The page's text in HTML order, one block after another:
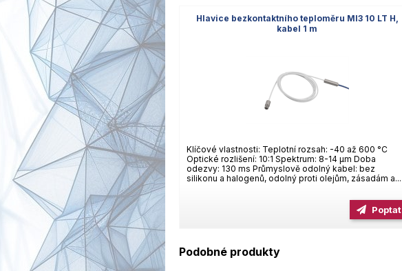
Hlavice bezkontaktního teploměru MI3 10 LT H,
kabel 1 m
Klíčové vlastnosti: Teplotní rozsah: -40 až 600 °C
Optické rozlišení: 10:1 Spektrum: 8-14 µm Doba
odezvy: 130 ms Průmyslově odolný kabel: bez
silikonu a halogenů, odolný proti olejům, zásadám a...
Poptat
Podobné produkty